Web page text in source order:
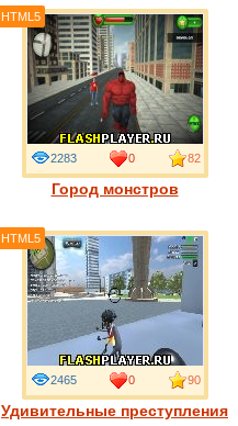
Город монстров
2283 0 82
HTML5
Удивительные преступления
2465 0 90
HTML5